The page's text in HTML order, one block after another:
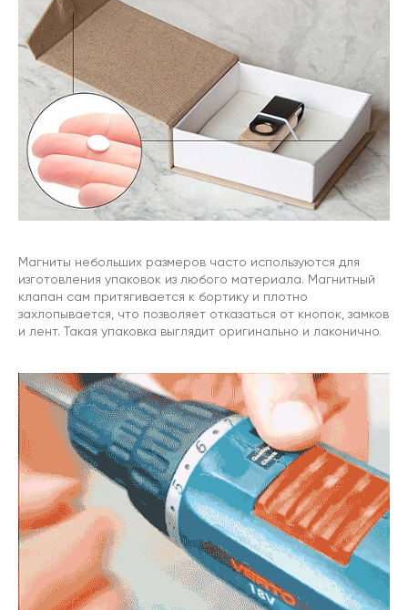
Магниты небольших размеров часто используются для
изготовления упаковок из любого материала. Магнитный
клапан сам притягивается к бортику и плотно
захлопывается, что позволяет отказаться от кнопок, замков
и лент. Такая упаковка выглядит оригинально и лаконично.